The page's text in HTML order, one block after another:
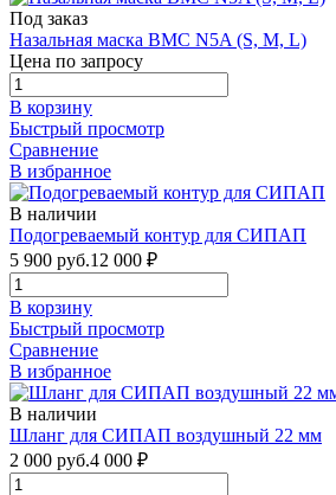
Под заказ
Назальная маска BMC N5A (S, M, L)
Цена по запросу
В корзину
Быстрый просмотр
Сравнение
В избранное
В наличии
Подогреваемый контур для СИПАП
5 900 руб.12 000 ₽
В корзину
Быстрый просмотр
Сравнение
В избранное
В наличии
Шланг для СИПАП воздушный 22 мм
2 000 руб.4 000 ₽